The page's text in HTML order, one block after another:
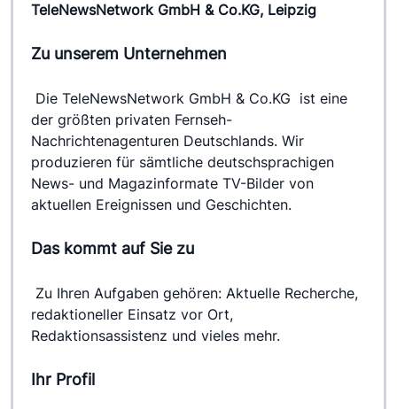
TeleNewsNetwork GmbH & Co.KG, Leipzig
Zu unserem Unternehmen
der größten privaten Fernseh-
Nachrichtenagenturen Deutschlands. Wir
produzieren für sämtliche deutschsprachigen
News- und Magazinformate TV-Bilder von
aktuellen Ereignissen und Geschichten.
Das kommt auf Sie zu
redaktioneller Einsatz vor Ort,
Redaktionsassistenz und vieles mehr.
Ihr Profil